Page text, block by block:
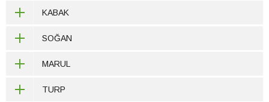
KABAK
SOĞAN
MARUL
TURP